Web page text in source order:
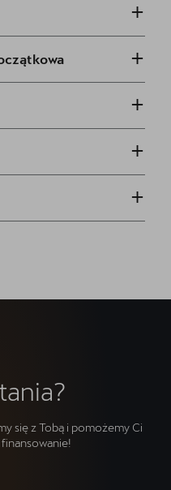
+
+
+
+
+
się z Tobą i pomożemy Ci